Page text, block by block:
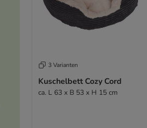
3 Varianten
Kuschelbett Cozy Cord
ca. L 63 x B 53 x H 15 cm